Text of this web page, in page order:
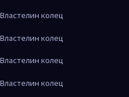
колец
колец
колец
колец